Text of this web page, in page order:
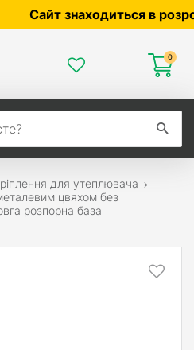
знаходиться в розробці
0
для утеплювача
цвяхом без
розпорна база